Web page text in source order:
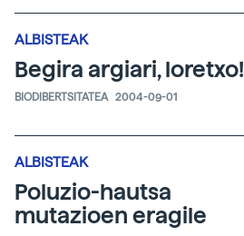
ALBISTEAK
Begira argiari, loretxo!
BIODIBERTSITATEA 2004-09-01
ALBISTEAK
Poluzio-hautsa
mutazioen eragile